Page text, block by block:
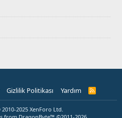
Gizlilik Politikası Yardım
R
2025 XenForo Ltd.